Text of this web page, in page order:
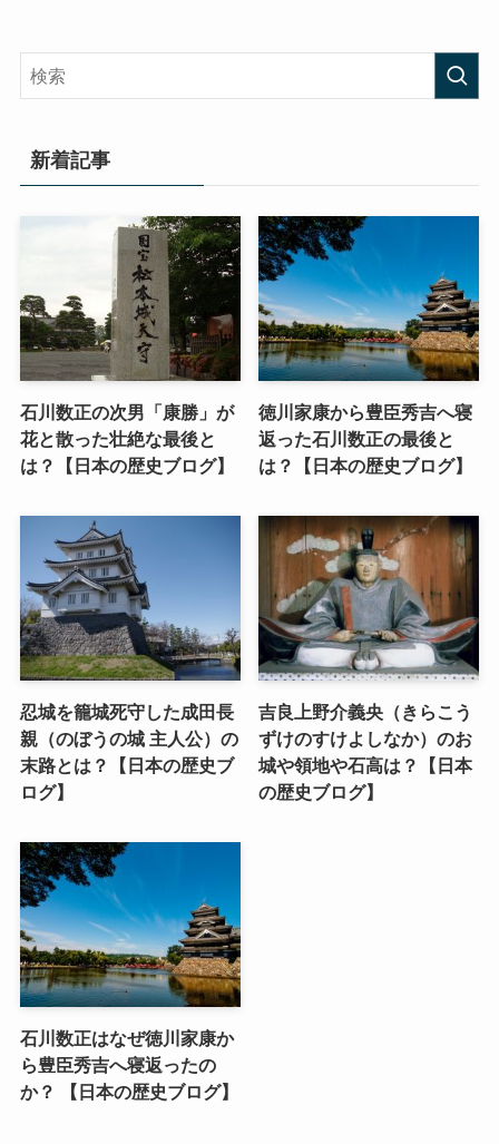
新着記事
石川数正の次男「康勝」が
花と散った壮絶な最後と
は？【日本の歴史ブログ】
徳川家康から豊臣秀吉へ寝
返った石川数正の最後と
は？【日本の歴史ブログ】
忍城を籠城死守した成田長
親（のぼうの城 主人公）の
末路とは？【日本の歴史ブ
ログ】
吉良上野介義央（きらこう
ずけのすけよしなか）のお
城や領地や石高は？【日本
の歴史ブログ】
石川数正はなぜ徳川家康か
ら豊臣秀吉へ寝返ったの
か？ 【日本の歴史ブログ】